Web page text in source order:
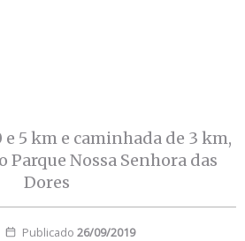
e 5 km e caminhada de 3 km,
Parque Nossa Senhora das
Dores
Publicado 26/09/2019